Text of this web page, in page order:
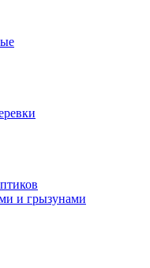
и грызунами